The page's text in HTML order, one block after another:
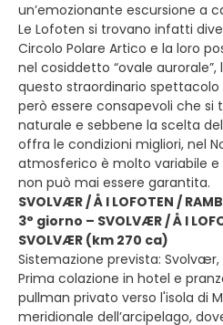
un’emozionante escursione a
Le Lofoten si trovano infatti
Circolo Polare Artico e la loro
nel cosiddetto “ovale aurorale”,
questo straordinario
però essere consapevoli che
naturale e sebbene la scelta
offra le condizioni migliori, nel
atmosferico è molto variabile e
non può mai essere garantita.
SVOLVÆR / Å I LOFOTEN /
3° giorno – SVOLVÆR / Å I
SVOLVÆR (km 270 ca)
Sistemazione prevista:
Prima colazione in hotel e
pullman privato verso l'isola di
meridionale dell’arcipelago,